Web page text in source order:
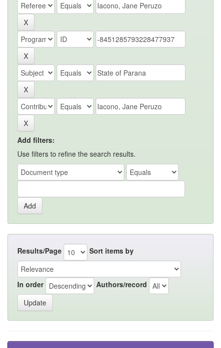
Add filters:
Use filters to refine the search results.
Results/Page Sort items by
In order Authors/record